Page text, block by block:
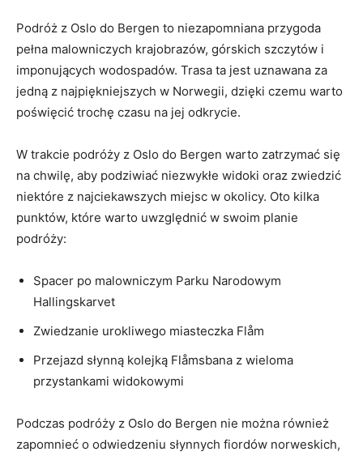
Podróż z ⁢Oslo do Bergen⁤ to​ niezapomniana przygoda
pełna malowniczych krajobrazów, górskich szczytów i​
imponujących wodospadów. Trasa ta jest uznawana za
jedną z najpiękniejszych w Norwegii,⁢ dzięki czemu warto
⁤poświęcić trochę czasu⁢ na jej odkrycie.
W trakcie podróży z Oslo do Bergen warto zatrzymać się‌
na chwilę, aby podziwiać ⁤niezwykłe ⁣widoki oraz zwiedzić
⁣niektóre z najciekawszych ‌miejsc w ​okolicy.‌ Oto kilka‌
punktów, które warto uwzględnić w swoim planie
podróży:
Spacer po ⁣malowniczym ​Parku ​Narodowym
Hallingskarvet
Zwiedzanie urokliwego miasteczka Flåm
Przejazd słynną kolejką Flåmsbana z⁣ wieloma
przystankami widokowymi
Podczas podróży z Oslo‌ do Bergen nie można⁤ również
zapomnieć o ⁣odwiedzeniu słynnych fiordów norweskich,